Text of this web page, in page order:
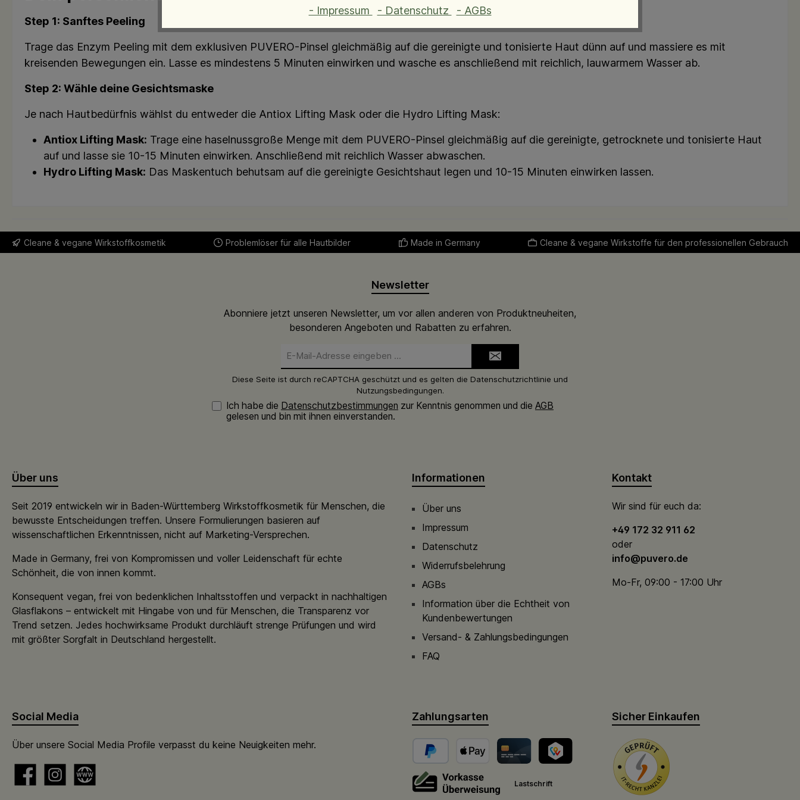
Step 1: Sanftes Peeling
Trage das Enzym Peeling mit dem exklusiven PUVERO-Pinsel gleichmäßig auf die gereinigte und tonisierte Haut dünn auf und massiere es mit
kreisenden Bewegungen ein. Lasse es mindestens 5 Minuten einwirken und wasche es anschließend mit reichlich, lauwarmem Wasser ab.
Step 2: Wähle deine Gesichtsmaske
Je nach Hautbedürfnis wählst du entweder die Antiox Lifting Mask oder die Hydro Lifting Mask:
Antiox Lifting Mask: Trage eine haselnussgroße Menge mit dem PUVERO-Pinsel gleichmäßig auf die gereinigte, getrocknete und tonisierte Haut
auf und lasse sie 10-15 Minuten einwirken. Anschließend mit reichlich Wasser abwaschen.
Hydro Lifting Mask: Das Maskentuch behutsam auf die gereinigte Gesichtshaut legen und 10-15 Minuten einwirken lassen.
Cleane & vegane Wirkstoffkosmetik Problemlöser für alle Hautbilder Made in Germany Cleane & vegane Wirkstoffe für den professionellen Gebrauch
Newsletter
Abonniere jetzt unseren Newsletter, um vor allen anderen von Produktneuheiten,
besonderen Angeboten und Rabatten zu erfahren.
Mail-
Adresse*
Diese Seite ist durch reCAPTCHA geschützt und es gelten die Datenschutzrichtlinie und
Nutzungsbedingungen.
Ich habe die Datenschutzbestimmungen zur Kenntnis genommen und die AGB
gelesen und bin mit ihnen einverstanden.
Über uns
Seit 2019 entwickeln wir in Baden-Württemberg Wirkstoffkosmetik für Menschen, die
bewusste Entscheidungen treffen. Unsere Formulierungen basieren auf
wissenschaftlichen Erkenntnissen, nicht auf Marketing-Versprechen.
Made in Germany, frei von Kompromissen und voller Leidenschaft für echte
Schönheit, die von innen kommt.
Konsequent vegan, frei von bedenklichen Inhaltsstoffen und verpackt in nachhaltigen
Glasflakons – entwickelt mit Hingabe von und für Menschen, die Transparenz vor
Trend setzen. Jedes hochwirksame Produkt durchläuft strenge Prüfungen und wird
mit größter Sorgfalt in Deutschland hergestellt.
Informationen
Über uns
Impressum
Datenschutz
Widerrufsbelehrung
AGBs
Information über die Echtheit von
Kundenbewertungen
Versand- & Zahlungsbedingungen
FAQ
Kontakt
Wir sind für euch da:
+49 172 32 911 62
oder
info@puvero.de
Mo-Fr, 09:00 - 17:00 Uhr
Social Media
Über unsere Social Media Profile verpasst du keine Neuigkeiten mehr.
FacebookInstagramWebsite
Zahlungsarten
Lastschrift
Sicher Einkaufen
- Impressum - Datenschutz - AGBs